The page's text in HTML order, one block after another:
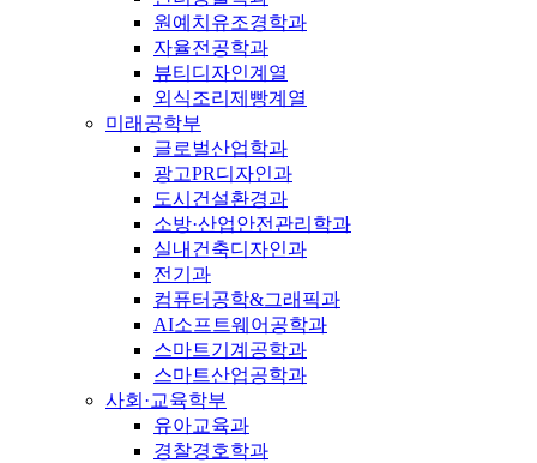
원예치유조경학과
자율전공학과
뷰티디자인계열
외식조리제빵계열
미래공학부
글로벌산업학과
광고PR디자인과
도시건설환경과
소방·산업안전관리학과
실내건축디자인과
전기과
컴퓨터공학&그래픽과
AI소프트웨어공학과
스마트기계공학과
스마트산업공학과
사회·교육학부
유아교육과
경찰경호학과